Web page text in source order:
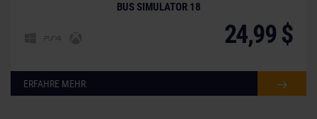
BUS SIMULATOR 18
24,99 $
ERFAHRE MEHR